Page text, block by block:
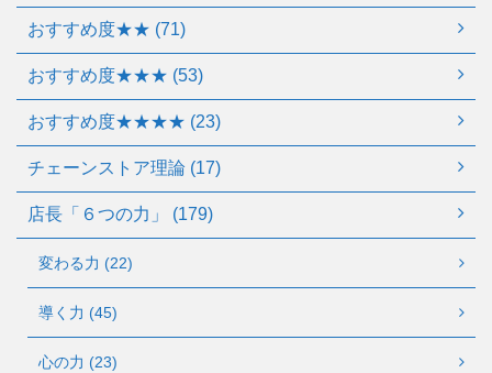
おすすめ度★★ (71)
おすすめ度★★★ (53)
おすすめ度★★★★ (23)
チェーンストア理論 (17)
店長「６つの力」 (179)
変わる力 (22)
導く力 (45)
心の力 (23)